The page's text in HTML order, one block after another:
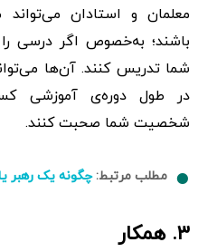
معلمان و استادان می‌تواند
باشند؛ به‌خصوص اگر درسی
شما تدریس کنند. آن‌ها
در طول دوره‌ی آموزشی
شخصیت شما صحبت کنند.
مطلب مرتبط:چگونه یک رهبر
۳. همکار